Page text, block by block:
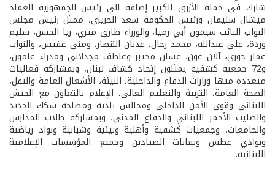
شارك في حملة الأزرق الكبير إضافة الى رئيس الجمهورية العماد
ميشال سليمان ورئيس الحكومة سعد الحريري، ممثل رئيس مجلس
النواب النائب سيمون أبي رميا، والوزراء طارق متري، ريا الحسن، سليم
وردة، علي عبدالله، محمد رحال، عدنان القصار، ومنى عفيش، والنواب
عمار حوري، آلان عون، غسان مخيبر وعاطف مجدلاني ومدراء عامون،
و72 جمعية كشفية يمثلون إتحاد كشاف لبنان، وبمشاركة فعاليات
متعددة منها وزارات الدفاع والداخلية، البيئة، الأشغال العامة والنقل،
الصحة العامة، التربية والتعليم العالي، الإعلام بالتعاون مع الجيش
اللبناني وقوى الأمن الداخلي ومجالس بلدية ومصلحة سكك الحديد
والصليب الأحمر اللبناني والدفاع المدني، وبمشاركة طلاب المدارس
والجامعات، وجمعيات كشفية وأهلية وبيئية وشبابية ونواد رياضية
ونوادي غطس ونقابات الصيادين وجميع المؤسسات الإعلامية
اللبنانية.